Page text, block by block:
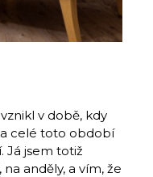
v době, kdy
celé toto období
Já jsem totiž
anděly, a vím, že